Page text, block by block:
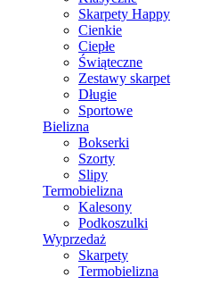
Skarpety Happy
Cienkie
Ciepłe
Świąteczne
Zestawy skarpet
Długie
Sportowe
Bielizna
Bokserki
Szorty
Slipy
Termobielizna
Kalesony
Podkoszulki
Wyprzedaż
Skarpety
Termobielizna